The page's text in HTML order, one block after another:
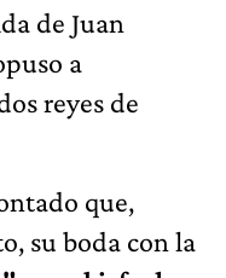
de Juan
a
reyes de
que,
su boda con la